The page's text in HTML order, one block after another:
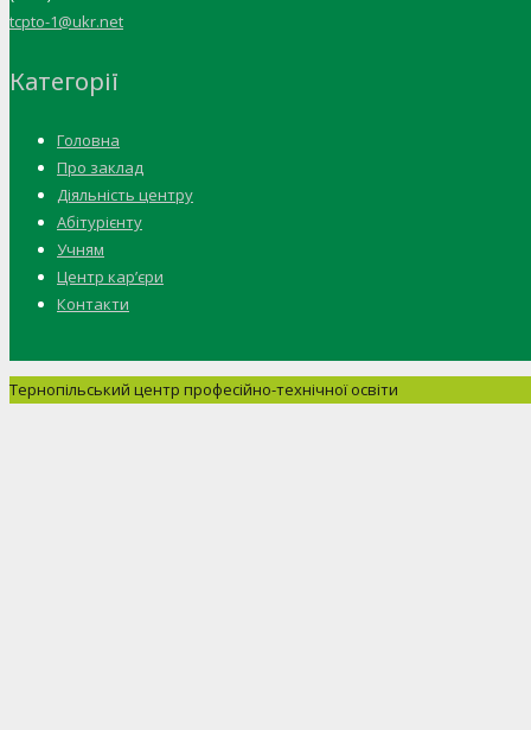
tcpto-1@ukr.net
Категорії
Головна
Про заклад
Діяльність центру
Абітурієнту
Учням
Центр кар’єри
Контакти
Тернопільський центр професійно-технічної освіти